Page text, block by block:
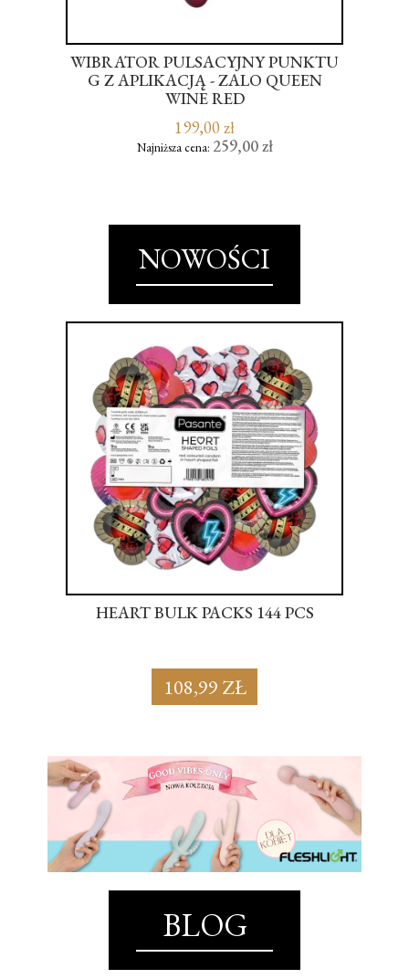
WIBRATOR PULSACYJNY PUNKTU
G Z APLIKACJĄ - ZALO QUEEN
WINE RED
199,00 zł
Najniższa cena: 259,00 zł
NOWOŚCI
HEART BULK PACKS 144 PCS
108,99 ZŁ
BLOG